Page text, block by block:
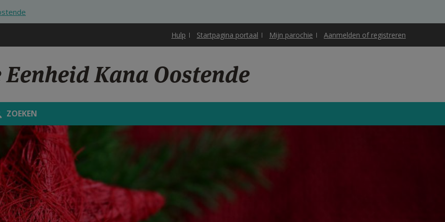
Hulp Startpagina portaal Mijn parochie Aanmelden of registreren
Kana Oostende
ZOEKEN